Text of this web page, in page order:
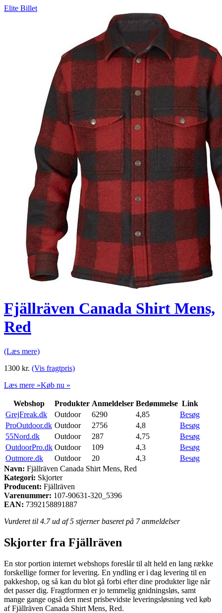
Elite Billet
Fjällräven Canada Shirt Mens,
Red
(Læs mere)
1300 kr. (Vis fragtpris)
Læs mere »Køb nu »
Webshop Produkter Anmeldelser Bedømmelse Link
GrejFreak.dk
Outdoor 6290 4,85
Besøg
ProOutdoor.dk Outdoor 2756 4,8
Besøg
55Nord.dk
Outdoor 287 4,75
Besøg
OutdoorPro.dk Outdoor 109 4,3
Besøg
Outmore.dk
Outdoor 20 4,3
Besøg
Navn: Fjällräven Canada Shirt Mens, Red
Kategori: Skjorter
Producent: Fjällräven
Varenummer: 107-90631-320_5396
EAN: 7392158891887
Vurderet til 4.7ud af 5 stjerner baseret på 7anmeldelser
Skjorter fra Fjällräven
En stor portion internet webshops foreslår til alt held en lang række
forskellige former for levering. En yndling er i dag levering til en
pakkeshop, og så kan du blot gå forbi efter dine produkter lige når
det passer dig. Fragtformen er jo temmelig gnidningsløs, samt
mange gange også den mest prisbevidste leveringsløsning ved køb
af Fjällräven Canada Shirt Mens, Red.